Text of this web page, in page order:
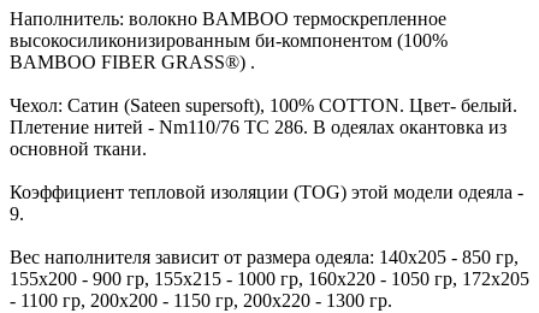
Наполнитель: волокно BAMBOO термоскрепленное
высокосиликонизированным би-компонентом (100%
BAMBOO FIBER GRASS®) .
Чехол: Сатин (Sateen supersoft), 100% COTТON. Цвет- белый.
Плетение нитей - Nm110/76 TC 286. В одеялах окантовка из
основной ткани.
Коэффициент тепловой изоляции (TOG) этой модели одеяла -
9.
Вес наполнителя зависит от размера одеяла: 140х205 - 850 гр,
155х200 - 900 гр, 155х215 - 1000 гр, 160х220 - 1050 гр, 172х205
- 1100 гр, 200х200 - 1150 гр, 200х220 - 1300 гр.